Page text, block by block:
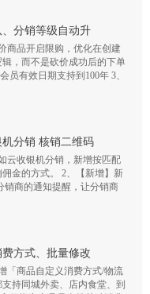
分销等级自动升
商品开启限购，优化在创建
，而不是砍价成功后的下单
员有效日期支持到100年 3、
分销 核销二维码
云收银机分销，新增按匹配
金的方式。 2、【新增】新
销商的通知提醒，让分销商
方式、批量修改
「商品自定义消费方式/物流
持同城外卖、店内食堂、到